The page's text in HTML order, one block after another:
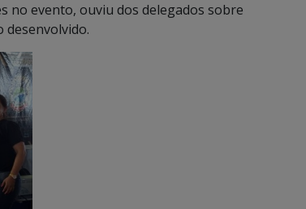
no evento, ouviu dos delegados sobre
desenvolvido.